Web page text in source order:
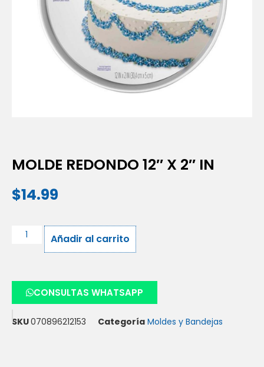
MOLDE REDONDO 12″ X 2″ IN
$14.99
Añadir al carrito
CONSULTAS WHATSAPP
SKU070896212153 Categoría Moldes y Bandejas